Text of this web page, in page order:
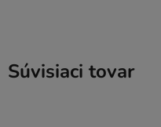
Súvisiaci tovar